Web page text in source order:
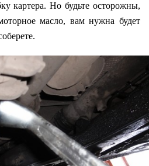
картера. Но будьте осторожны,
масло, вам нужна будет